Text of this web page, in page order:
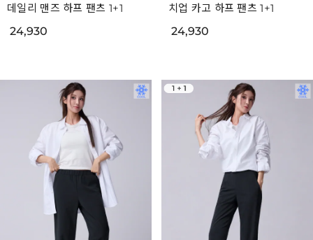
데일리 맨즈 하프 팬츠 1+1
24,930
치업 카고 하프 팬츠 1+1
24,930